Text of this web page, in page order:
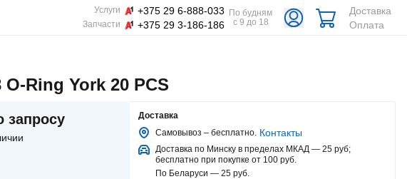
Услуги +375 29 6-888-033
Запчасти +375 29 3-186-186
По будням
с 9 до 18
Доставка
Оплата
O-Ring York 20 PCS
запросу
Доставка
Самовывоз – бесплатно. Контакты
Доставка по Минску в пределах МКАД — 25 руб;
бесплатно при покупке от 100 руб.
По Беларуси — 25 руб.